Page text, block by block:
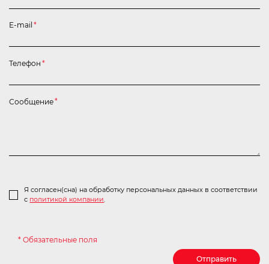
E-mail *
Я согласен(сна) на обработку персональных данных в соответствии
с политикой компании.
Телефон *
Сообщение*
* Обязательные поля
Отправить